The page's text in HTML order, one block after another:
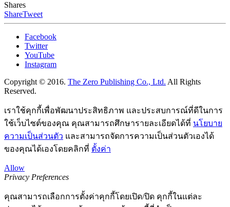
Shares
ShareTweet
Facebook
Twitter
YouTube
Instagram
Copyright © 2016. The Zero Publishing Co., Ltd. All Rights
Reserved.
เราใช้คุกกี้เพื่อพัฒนาประสิทธิภาพ และประสบการณ์ที่ดีในการ
ใช้เว็บไซต์ของคุณ คุณสามารถศึกษารายละเอียดได้ที่ นโยบาย
ความเป็นส่วนตัว และสามารถจัดการความเป็นส่วนตัวเองได้
ของคุณได้เองโดยคลิกที่ ตั้งค่า
Allow
Privacy Preferences
คุณสามารถเลือกการตั้งค่าคุกกี้โดยเปิด/ปิด คุกกี้ในแต่ละ